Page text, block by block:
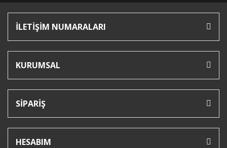
İLETİŞİM NUMARALARI
KURUMSAL
SİPARİŞ
HESABIM